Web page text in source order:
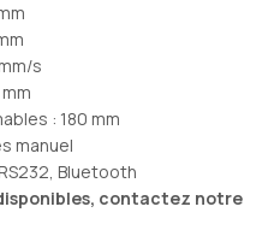
s
: 180 mm
manuel
Bluetooth
contactez notre